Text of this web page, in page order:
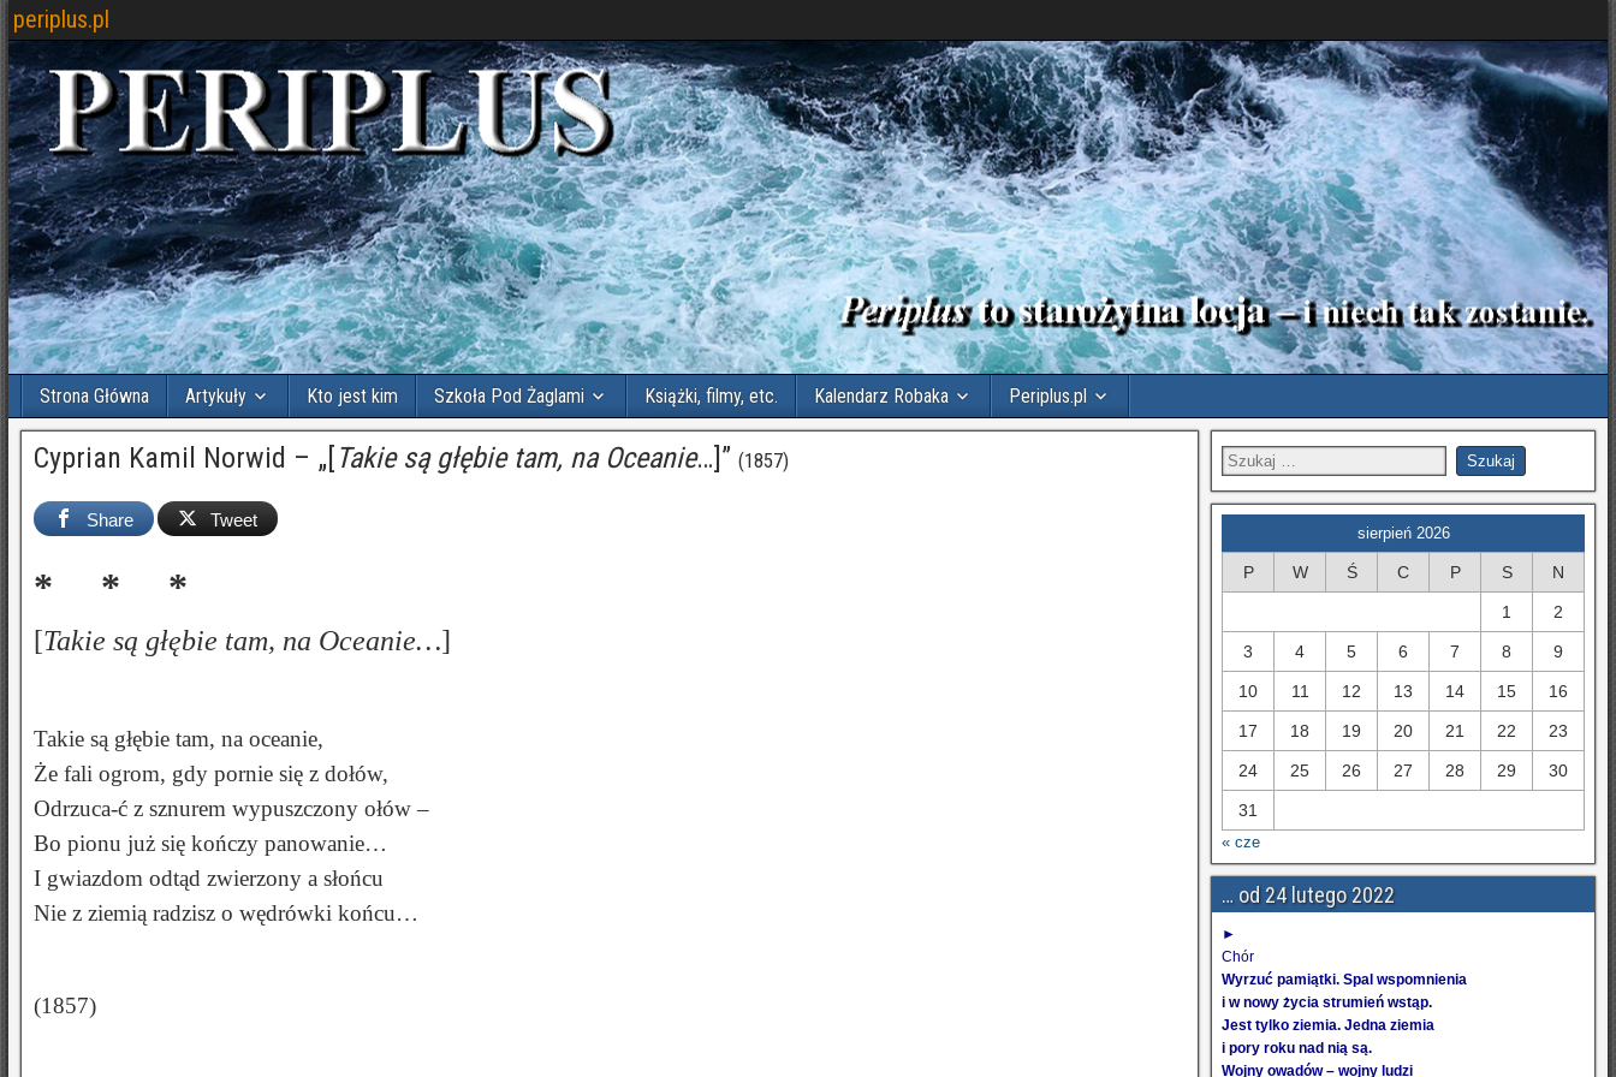
periplus.pl
Strona Główna Artykuły Kto jest kim Szkoła Pod Żaglami Książki, filmy, etc. Kalendarz Robaka Periplus.pl
Cyprian Kamil Norwid – „[Takie są głębie tam, na Oceanie…]” (1857)
Share Tweet
* * *
[Takie są głębie tam, na Oceanie…]
Takie są głębie tam, na oceanie,
Że fali ogrom, gdy pornie się z dołów,
Odrzuca-ć z sznurem wypuszczony ołów –
Bo pionu już się kończy panowanie…
I gwiazdom odtąd zwierzony a słońcu
Nie z ziemią radzisz o wędrówki końcu…
(1857)
sierpień 2026
P W Ś C P S N
1 2
3 4 5 6 7 8 9
10 11 12 13 14 15 16
17 18 19 20 21 22 23
24 25 26 27 28 29 30
31
« cze
… od 24 lutego 2022
►
Chór
Wyrzuć pamiątki. Spal wspomnienia
i w nowy życia strumień wstąp.
Jest tylko ziemia. Jedna ziemia
i pory roku nad nią są.
Wojny owadów – wojny ludzi